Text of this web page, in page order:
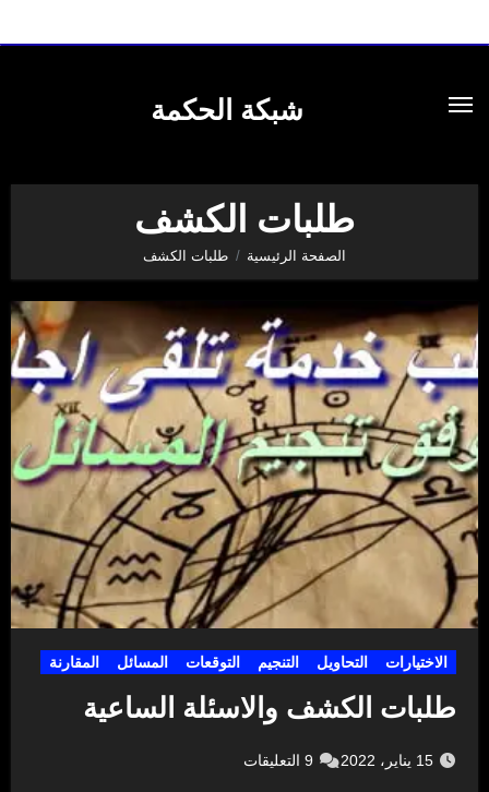
شبكة الحكمة
طلبات الكشف
الصفحة الرئيسية طلبات الكشف
الاختيارات التحاويل التنجيم التوقعات المسائل المقارنة
طلبات الكشف والاسئلة الساعية
15 يناير، 2022 9 التعليقات